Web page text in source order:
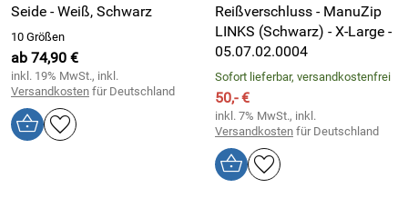
Seide - Weiß, Schwarz
10 Größen
ab 74,90 €
inkl. 19% MwSt., inkl.
Versandkosten für Deutschland
Reißverschluss - ManuZip
LINKS (Schwarz) - X-Large -
05.07.02.0004
Sofort lieferbar, versandkostenfrei
50,- €
inkl. 7% MwSt., inkl.
Versandkosten für Deutschland